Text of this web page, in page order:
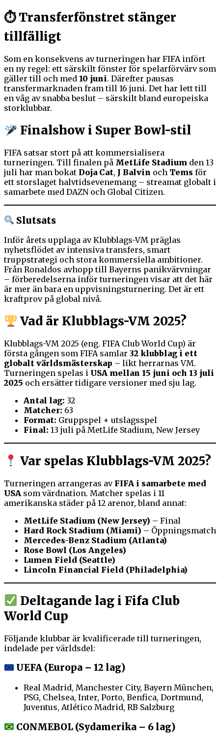
⏱ Transferfönstret stänger
tillfälligt
Som en konsekvens av turneringen har FIFA infört
en ny regel: ett särskilt fönster för spelarförvärv som
gäller till och med 10 juni. Därefter pausas
transfermarknaden fram till 16 juni. Det har lett till
en våg av snabba beslut – särskilt bland europeiska
storklubbar.
Finalshow i Super Bowl-stil
FIFA satsar stort på att kommersialisera
turneringen. Till finalen på MetLife Stadium den 13
juli har man bokat Doja Cat, J Balvin och Tems för
ett storslaget halvtidsevenemang – streamat globalt i
samarbete med DAZN och Global Citizen.
Slutsats
Inför årets upplaga av Klubblags-VM präglas
nyhetsflödet av intensiva transfers, smart
truppstrategi och stora kommersiella ambitioner.
Från Ronaldos avhopp till Bayerns panikvärvningar
– förberedelserna inför turneringen visar att det här
är mer än bara en uppvisningsturnering. Det är ett
kraftprov på global nivå.
Vad är Klubblags-VM 2025?
Klubblags-VM 2025 (eng. FIFA Club World Cup) är
första gången som FIFA samlar 32 klubblag i ett
globalt världsmästerskap – likt herrarnas VM.
Turneringen spelas i USA mellan 15 juni och 13 juli
2025 och ersätter tidigare versioner med sju lag.
Antal lag: 32
Matcher: 63
Format: Gruppspel + utslagsspel
Final: 13 juli på MetLife Stadium, New Jersey
Var spelas Klubblags-VM 2025?
Turneringen arrangeras av FIFA i samarbete med
USA som värdnation. Matcher spelas i 11
amerikanska städer på 12 arenor, bland annat:
MetLife Stadium (New Jersey) – Final
Hard Rock Stadium (Miami) – Öppningsmatch
Mercedes-Benz Stadium (Atlanta)
Rose Bowl (Los Angeles)
Lumen Field (Seattle)
Lincoln Financial Field (Philadelphia)
Deltagande lag i Fifa Club
World Cup
Följande klubbar är kvalificerade till turneringen,
indelade per världsdel:
UEFA (Europa – 12 lag)
Real Madrid, Manchester City, Bayern München,
PSG, Chelsea, Inter, Porto, Benfica, Dortmund,
Juventus, Atlético Madrid, RB Salzburg
CONMEBOL (Sydamerika – 6 lag)